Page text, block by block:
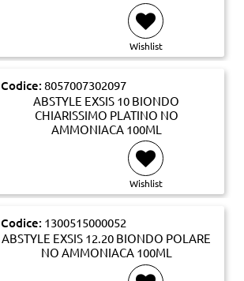
Wishlist
Codice: 8057007302097
ABSTYLE EXSIS 10 BIONDO
CHIARISSIMO PLATINO NO
AMMONIACA 100ML
Wishlist
Codice: 1300515000052
ABSTYLE EXSIS 12.20 BIONDO POLARE
NO AMMONIACA 100ML